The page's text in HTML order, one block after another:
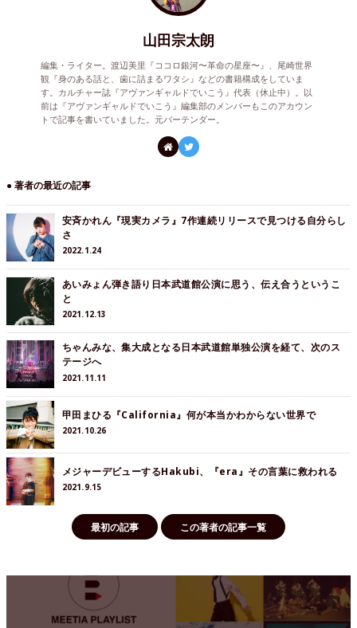
山田宗太朗
編集・ライター。渡辺美里『ココロ銀河〜革命の星座〜』、尾崎世界
観『身のある話と、歯に詰まるワタシ』などの書籍構成をしていま
す。カルチャー誌『アヴァンギャルドでいこう』代表（休止中）。以
前は『アヴァンギャルドでいこう』編集部のメンバーもこのアカウン
トで記事を書いていました。元バーテンダー。
● 著者の最近の記事
安斉かれん『現実カメラ』7作連続リリースで見つける自分らし
さ
2022.1.24
あいみょん弾き語り日本武道館公演に思う、伝え合うというこ
と
2021.12.13
ちゃんみな、集大成となる日本武道館単独公演を経て、次のス
テージへ
2021.11.11
甲田まひる『California』何が本当かわからない世界で
2021.10.26
メジャーデビューするHakubi、『era』その言葉に救われる
2021.9.15
最初の記事 この著者の記事一覧